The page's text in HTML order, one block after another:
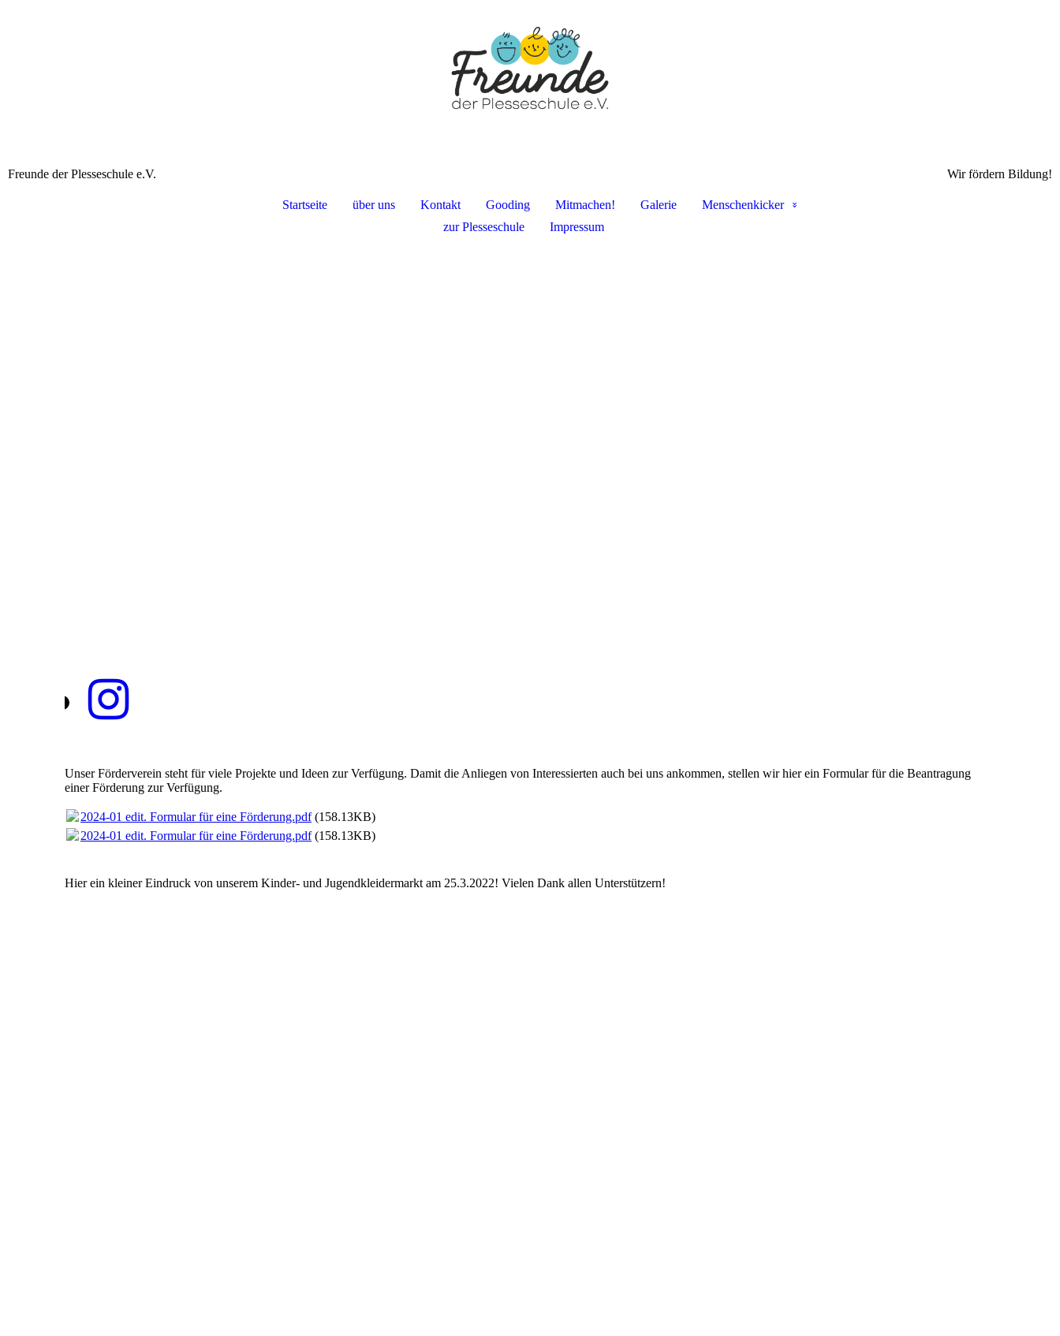
Freunde der Plesseschule e.V. Wir fördern Bildung!
Startseite über uns Kontakt Gooding Mitmachen! Galerie
Menschenkicker
zur Plesseschule
Impressum
Unser Förderverein steht für viele Projekte und Ideen zur Verfügung. Damit die Anliegen von Interessierten auch bei uns ankommen, stellen wir hier ein Formular für die Beantragung
einer Förderung zur Verfügung.
2024-01 edit. Formular für eine Förderung.pdf(158.13KB)
2024-01 edit. Formular für eine Förderung.pdf(158.13KB)
Hier ein kleiner Eindruck von unserem Kinder- und Jugendkleidermarkt am 25.3.2022! Vielen Dank allen Unterstützern!